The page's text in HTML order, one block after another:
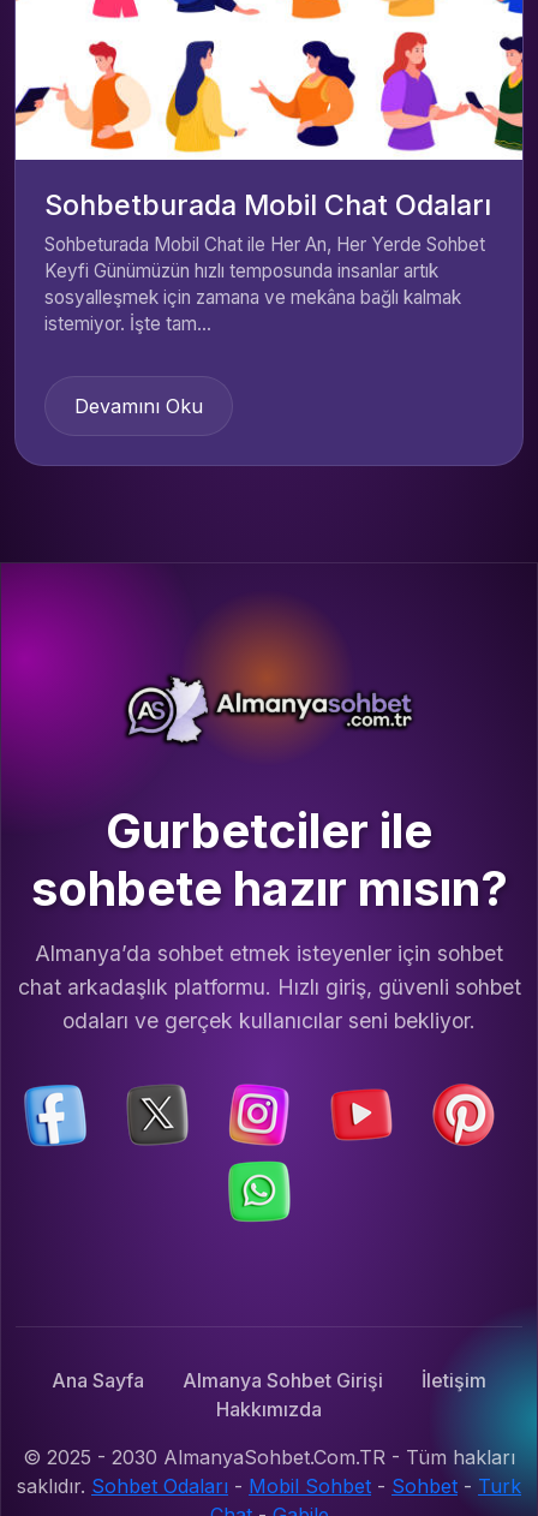
Sohbetburada Mobil Chat Odaları
Sohbeturada Mobil Chat ile Her An, Her Yerde Sohbet
Keyfi Günümüzün hızlı temposunda insanlar artık
sosyalleşmek için zamana ve mekâna bağlı kalmak
istemiyor. İşte tam...
Devamını Oku
Gurbetciler ile
sohbete hazır mısın?
Almanya’da sohbet etmek isteyenler için sohbet
chat arkadaşlık platformu. Hızlı giriş, güvenli sohbet
odaları ve gerçek kullanıcılar seni bekliyor.
Ana Sayfa Almanya Sohbet Girişi
İletişim
Hakkımızda
© 2025 - 2030 AlmanyaSohbet.Com.TR - Tüm hakları
saklıdır. Sohbet Odaları - Mobil Sohbet - Sohbet - Turk